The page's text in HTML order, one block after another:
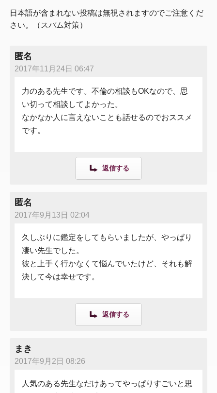
日本語が含まれない投稿は無視されますのでご注意くだ
さい。（スパム対策）
匿名
2017年11月24日 06:47
力のある先生です。不倫の相談もOKなので、思
い切って相談してよかった。
なかなか人に言えないことも話せるのでおススメ
です。
返信する
匿名
2017年9月13日 02:04
久しぶりに鑑定をしてもらいましたが、やっぱり
凄い先生でした。
彼と上手く行かなくて悩んでいたけど、それも解
決して今は幸せです。
返信する
まき
2017年9月2日 08:26
人気のある先生なだけあってやっぱりすごいと思